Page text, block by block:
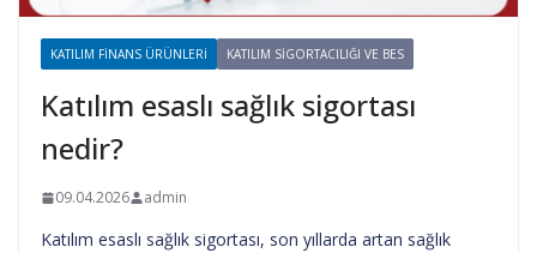
KATILIM FINANS ÜRÜNLERI KATILIM SIGORTACILIĞI VE BES
Katılım esaslı sağlık sigortası
nedir?
09.04.2026 admin
Katılım esaslı sağlık sigortası, son yıllarda artan sağlık